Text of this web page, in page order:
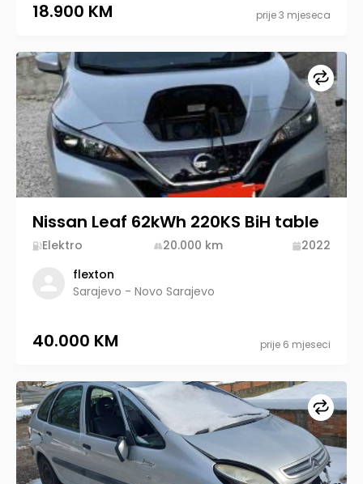
18.900 KM prije 3 mjeseca
Nissan Leaf 62kWh 220KS BiH table
Elektro 20.000 km
2022
flexton
Sarajevo - Novo Sarajevo
40.000 KM prije 6 mjeseci